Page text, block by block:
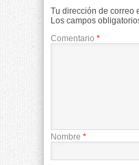
Tu dirección de correo
Los campos
Comentario *
Nombre *